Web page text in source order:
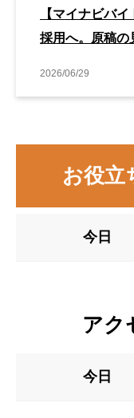
【マイナビバ
採用へ。原稿の
2026/06/29
お役立
今日
アク
今日